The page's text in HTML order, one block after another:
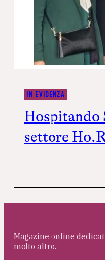
IN EVIDENZA
Hospitando
settore
Magazine online
molto altro.